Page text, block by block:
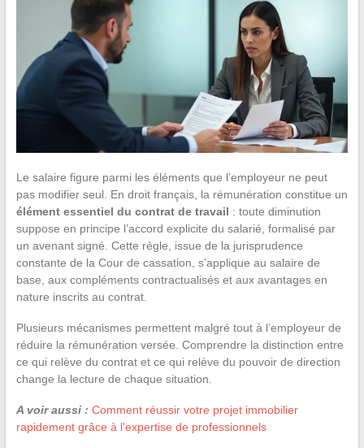
Le salaire figure parmi les éléments que l’employeur ne peut
pas modifier seul. En droit français, la rémunération constitue un
élément essentiel du contrat de travail : toute diminution
suppose en principe l’accord explicite du salarié, formalisé par
un avenant signé. Cette règle, issue de la jurisprudence
constante de la Cour de cassation, s’applique au salaire de
base, aux compléments contractualisés et aux avantages en
nature inscrits au contrat.
Plusieurs mécanismes permettent malgré tout à l’employeur de
réduire la rémunération versée. Comprendre la distinction entre
ce qui relève du contrat et ce qui relève du pouvoir de direction
change la lecture de chaque situation.
A voir aussi : Comment réussir votre projet immobilier
rapidement grâce à l'expertise de professionnels